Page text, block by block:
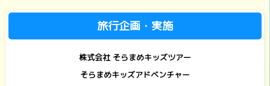
旅行企画・実施
株式会社 そらまめキッズツアー
そらまめキッズアドベンチャー